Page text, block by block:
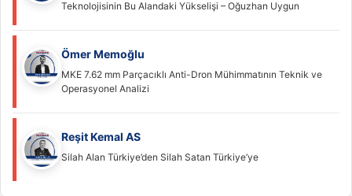
Teknolojisinin Bu Alandaki Yükselişi – Oğuzhan Uygun
Ömer Memoğlu
MKE 7.62 mm Parçacıklı Anti-Dron Mühimmatının Teknik ve
Operasyonel Analizi
Reşit Kemal AS
Silah Alan Türkiye’den Silah Satan Türkiye’ye